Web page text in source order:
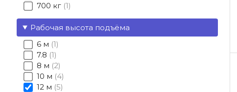
700 кг 1
Рабочая высота подъёма
6 м 1
7.8 1
8 м 2
10 м 4
12 м 5